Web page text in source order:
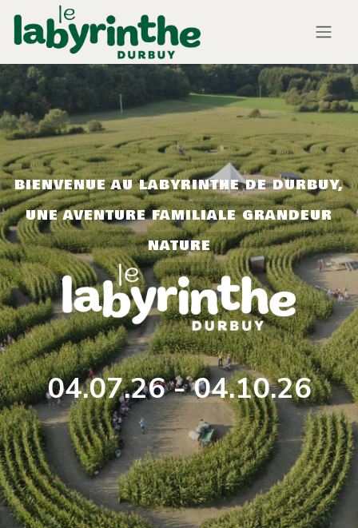
Se rendre au contenu
BIENVENUE AU LABYRINTHE DE DURBUY,
UNE AVENTURE FAMILIALE GRANDEUR
NATURE
04.07.26 - 04.10.26